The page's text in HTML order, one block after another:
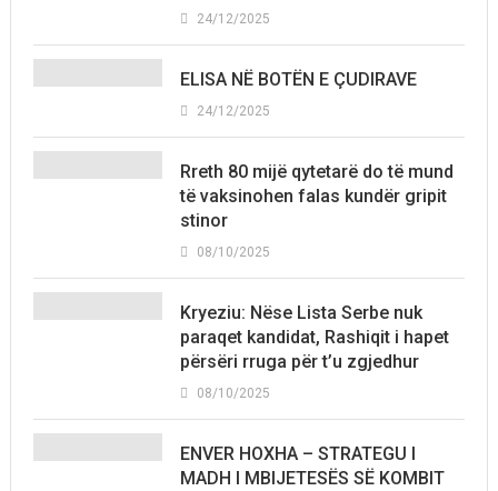
24/12/2025
ELISA NË BOTËN E ÇUDIRAVE
24/12/2025
Rreth 80 mijë qytetarë do të mund
të vaksinohen falas kundër gripit
stinor
08/10/2025
Kryeziu: Nëse Lista Serbe nuk
paraqet kandidat, Rashiqit i hapet
përsëri rruga për t’u zgjedhur
08/10/2025
ENVER HOXHA – STRATEGU I
MADH I MBIJETESËS SË KOMBIT